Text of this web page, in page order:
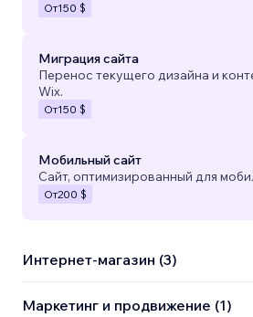
От150 $
Миграция сайта
Перенос текущего дизайна и
Wix.
От150 $
Мобильный сайт
Сайт, оптимизированный для
От200 $
Интернет-магазин (3)
Маркетинг и продвижение (1)